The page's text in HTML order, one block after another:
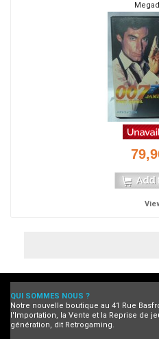
QUI SOMMES NOUS ?
Notre nouvelle boutique au 41 Rue
l'Importation, la Vente et la Reprise de
génération, dit Retrogaming.